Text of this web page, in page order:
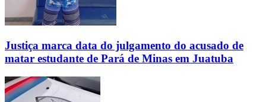
Justiça marca data do julgamento do acusado de
matar estudante de Pará de Minas em Juatuba